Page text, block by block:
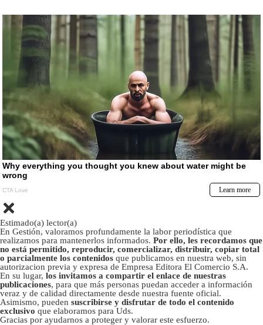
Estimado(a) lector(a)
En Gestión, valoramos profundamente la labor periodística que
realizamos para mantenerlos informados. Por ello, les recordamos que
no está permitido, reproducir, comercializar, distribuir, copiar total
o parcialmente los contenidos que publicamos en nuestra web, sin
autorizacion previa y expresa de Empresa Editora El Comercio S.A.
En su lugar, los invitamos a compartir el enlace de nuestras
publicaciones, para que más personas puedan acceder a información
veraz y de calidad directamente desde nuestra fuente oficial.
Asimismo, pueden suscribirse y disfrutar de todo el contenido
exclusivo que elaboramos para Uds.
Gracias por ayudarnos a proteger y valorar este esfuerzo.